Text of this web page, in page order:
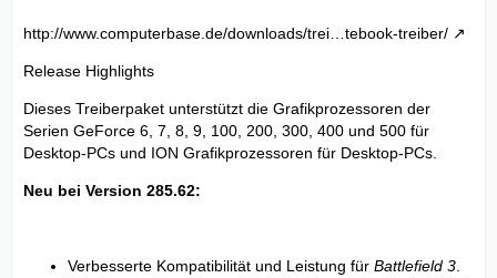
http://www.computerbase.de/downloads/trei…tebook-treiber/
Release Highlights
Dieses Treiberpaket unterstützt die Grafikprozessoren der
Serien GeForce 6, 7, 8, 9, 100, 200, 300, 400 und 500 für
Desktop-PCs und ION Grafikprozessoren für Desktop-PCs.
Neu bei Version 285.62:
Verbesserte Kompatibilität und Leistung für Battlefield 3